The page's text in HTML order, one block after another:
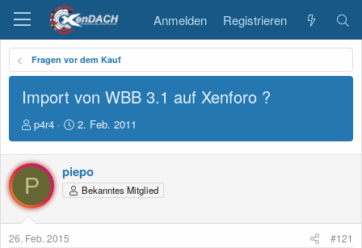
Anmelden Registrieren
Fragen vor dem Kauf
Import von WBB 3.1 auf Xenforo ?
E
r
s
t
e
l
e
r
p4r4
E
r
s
t
e
l
t
2. Feb. 2011
P
piepo
Bekanntes Mitglied
26. Feb. 2015 #121